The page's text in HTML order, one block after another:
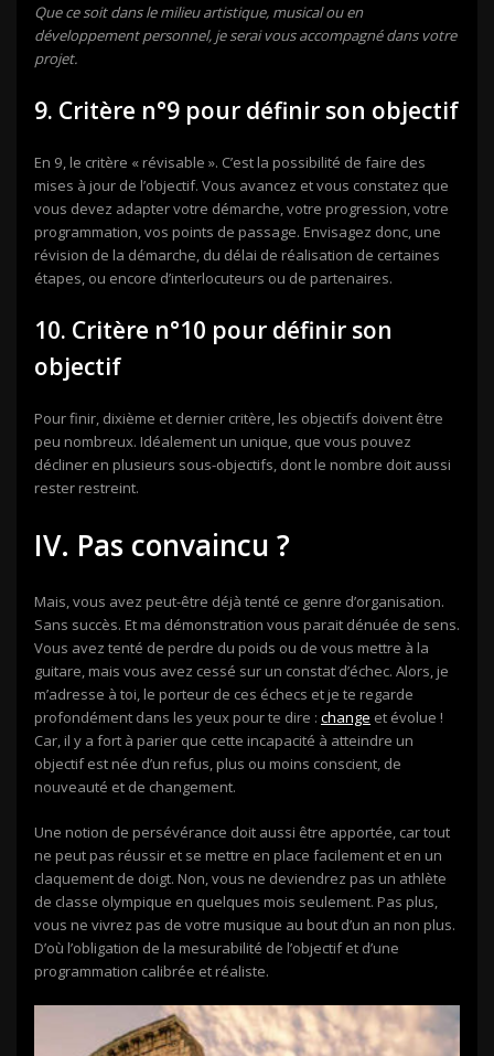
Que ce soit dans le milieu artistique, musical ou en
développement personnel, je serai vous accompagné dans votre
projet.
9. Critère n°9 pour définir son objectif
En 9, le critère « révisable ». C’est la possibilité de faire des
mises à jour de l’objectif. Vous avancez et vous constatez que
vous devez adapter votre démarche, votre progression, votre
programmation, vos points de passage. Envisagez donc, une
révision de la démarche, du délai de réalisation de certaines
étapes, ou encore d’interlocuteurs ou de partenaires.
10. Critère n°10 pour définir son
objectif
Pour finir, dixième et dernier critère, les objectifs doivent être
peu nombreux. Idéalement un unique, que vous pouvez
décliner en plusieurs sous-objectifs, dont le nombre doit aussi
rester restreint.
IV. Pas convaincu ?
Mais, vous avez peut-être déjà tenté ce genre d’organisation.
Sans succès. Et ma démonstration vous parait dénuée de sens.
Vous avez tenté de perdre du poids ou de vous mettre à la
guitare, mais vous avez cessé sur un constat d’échec. Alors, je
m’adresse à toi, le porteur de ces échecs et je te regarde
profondément dans les yeux pour te dire : change et évolue !
Car, il y a fort à parier que cette incapacité à atteindre un
objectif est née d’un refus, plus ou moins conscient, de
nouveauté et de changement.
Une notion de persévérance doit aussi être apportée, car tout
ne peut pas réussir et se mettre en place facilement et en un
claquement de doigt. Non, vous ne deviendrez pas un athlète
de classe olympique en quelques mois seulement. Pas plus,
vous ne vivrez pas de votre musique au bout d’un an non plus.
D’où l’obligation de la mesurabilité de l’objectif et d’une
programmation calibrée et réaliste.